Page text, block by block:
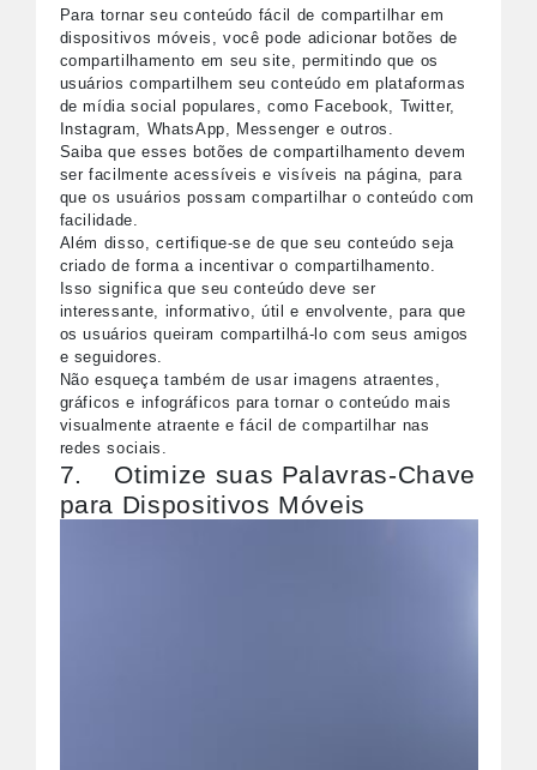
Para tornar seu conteúdo fácil de compartilhar em
dispositivos móveis, você pode adicionar botões de
compartilhamento em seu site, permitindo que os
usuários compartilhem seu conteúdo em plataformas
de mídia social populares, como Facebook, Twitter,
Instagram, WhatsApp, Messenger e outros.
Saiba que esses botões de compartilhamento devem
ser facilmente acessíveis e visíveis na página, para
que os usuários possam compartilhar o conteúdo com
facilidade.
Além disso, certifique-se de que seu conteúdo seja
criado de forma a incentivar o compartilhamento.
Isso significa que seu conteúdo deve ser
interessante, informativo, útil e envolvente, para que
os usuários queiram compartilhá-lo com seus amigos
e seguidores.
Não esqueça também de usar imagens atraentes,
gráficos e infográficos para tornar o conteúdo mais
visualmente atraente e fácil de compartilhar nas
redes sociais.
7. Otimize suas Palavras-Chave
para Dispositivos Móveis